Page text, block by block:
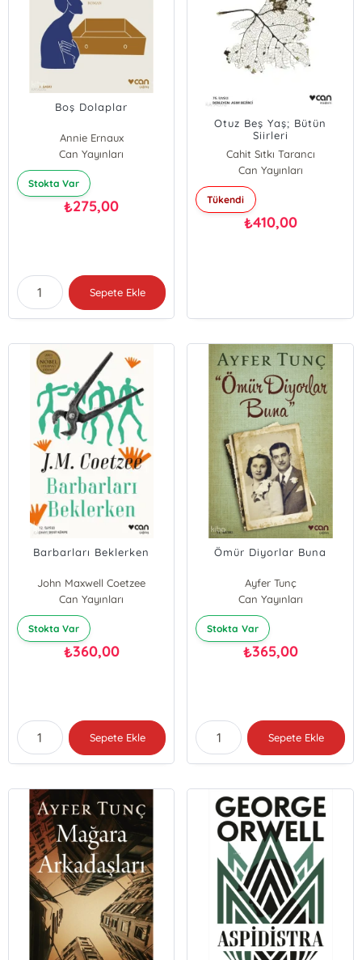
Boş Dolaplar
Annie Ernaux
Can Yayınları
Stokta Var
₺275,00
Sepete Ekle
Otuz Beş Yaş; Bütün
Siirleri
Cahit Sıtkı Tarancı
Can Yayınları
Tükendi
₺410,00
Barbarları Beklerken
John Maxwell Coetzee
Can Yayınları
Stokta Var
₺360,00
Sepete Ekle
Ömür Diyorlar Buna
Ayfer Tunç
Can Yayınları
Stokta Var
₺365,00
Sepete Ekle